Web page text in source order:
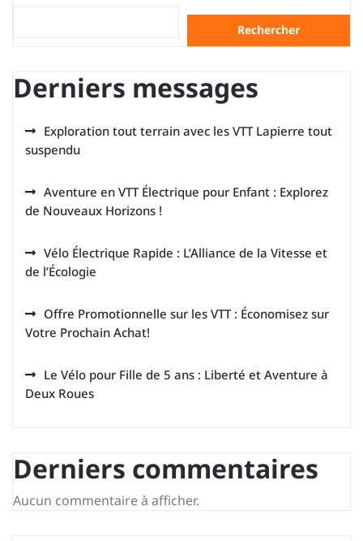
Rechercher
Derniers messages
Exploration tout terrain avec les VTT Lapierre tout
suspendu
Aventure en VTT Électrique pour Enfant : Explorez
de Nouveaux Horizons !
Vélo Électrique Rapide : L’Alliance de la Vitesse et
de l’Écologie
Offre Promotionnelle sur les VTT : Économisez sur
Votre Prochain Achat!
Le Vélo pour Fille de 5 ans : Liberté et Aventure à
Deux Roues
Derniers commentaires
Aucun commentaire à afficher.